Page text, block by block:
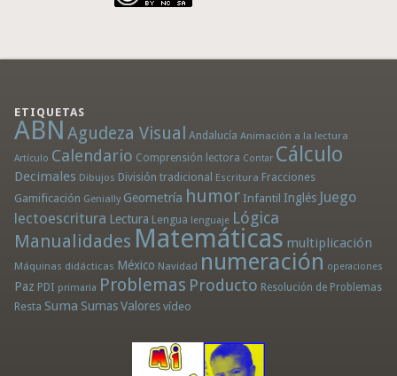
ETIQUETAS
ABN Agudeza Visual Andalucía Animación a la lectura
Artículo Calendario Comprensión lectora Contar Cálculo
Decimales Dibujos División tradicional Escritura Fracciones
Gamificación Genially Geometría humor Infantil Inglés Juego
lectoescritura Lectura Lengua lenguaje Lógica
Manualidades Matemáticas multiplicación
Máquinas didácticas México Navidad numeración operaciones
Paz PDI primaria Problemas Producto Resolución de Problemas
Resta Suma Sumas Valores vídeo